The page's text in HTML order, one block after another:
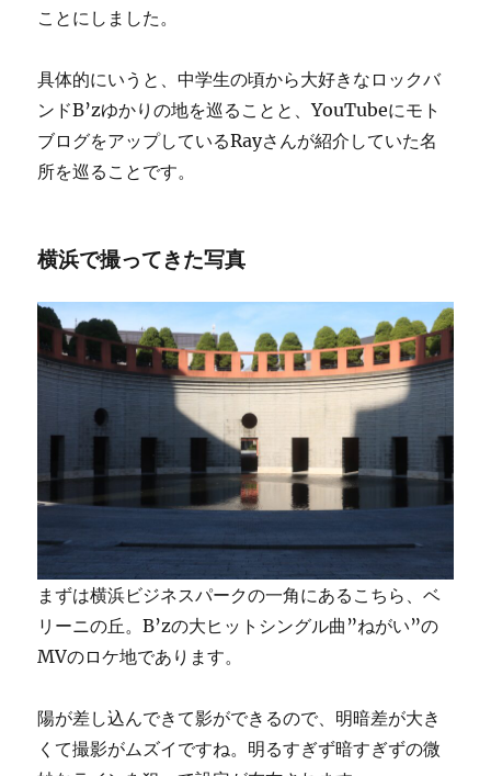
ことにしました。
具体的にいうと、中学生の頃から大好きなロックバ
ンドB’zゆかりの地を巡ることと、YouTubeにモト
ブログをアップしているRayさんが紹介していた名
所を巡ることです。
横浜で撮ってきた写真
まずは横浜ビジネスパークの一角にあるこちら、ベ
リーニの丘。B’zの大ヒットシングル曲”ねがい”の
MVのロケ地であります。
陽が差し込んできて影ができるので、明暗差が大き
くて撮影がムズイですね。明るすぎず暗すぎずの微